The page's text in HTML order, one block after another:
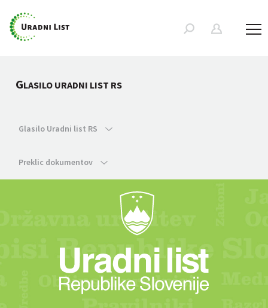
GLASILO URADNI LIST RS
Glasilo Uradni list RS
Preklic dokumentov